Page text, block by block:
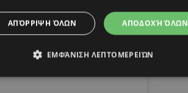
ΑΠΟΔΟΧΉ ΌΛΩΝ
ΑΠΌΡΡΙΨΗ ΌΛΩΝ
ΕΜΦΆΝΙΣΗ ΛΕΠΤΟΜΕΡΕΙΏΝ